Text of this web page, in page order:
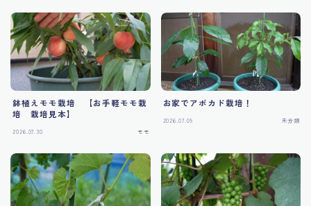
鉢植えモモ栽培 【お手軽モモ栽
培 栽培見本】
2026.07.30 モモ
お家でアボカド栽培！
2026.07.05 未分類